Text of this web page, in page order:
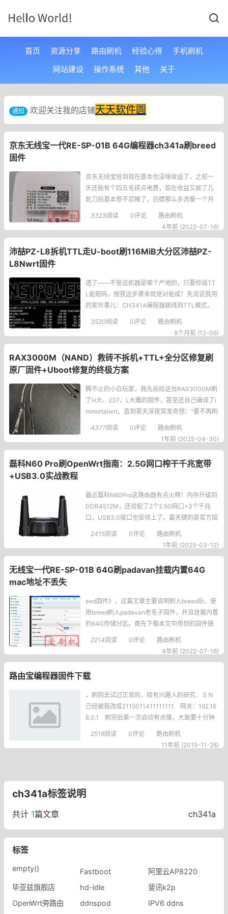
首页 资源分享 路由刷机 经验心得
手机刷机
网站建设
操作系统 其他 关于
通知 欢迎关注我的店铺天天软件圆
京东无线宝一代RE-SP-01B 64G编程器ch341a刷breed
固件
京东无线宝挂到现在基本也没啥收益了，之前一
天还能有个四五毛捞点电费，现在收益又挨了几
轮刀后基本惨不忍睹了，白嫖那么多流量一个月
到头来才几块钱，实在是没意思。首先下载本文
中用到的固件链接: https://pan.baidu.com/s/1PN
3323阅读 0评论
路由刷机
4年前 (2022-07-16)
沛喆PZ-L8拆机TTL走U-boot刷116MiB大分区沛喆PZ-
L8Nwrt固件
透了——不管这机器是哪个产地的，只要你插TT
L能跑码，按我这步骤来就绝对能成！先说说我用
的家伙事儿：CH341A编程器跳线到TTL模式、
烧录探针（尖头2.54MM4P+杜邦线），软件用的
PuTTYtel0.83-cn1和Tftpd32v3.51，还有两根1
参考的TTL接线，拆机插烧
3520阅读 0评论
路由刷机
8个月前 (12-06)
RAX3000M（NAND）救砖不拆机+TTL+全分区修复刷
原厂固件+Uboot修复的终极方案
腾不止的小白玩家，我先后给这台RAX3000M刷
了H大、237、L大雕的固件，甚至还自己编译了i
mmortalwrt。直到某天深夜突发奇想："要不再刷
回原厂试试？" 这个决定让我经历了72小时的地狱
级救砖历程。当时天真的我，直接拿半年前备份
4377阅读 0评论
路由刷机
1年前 (2025-04-30)
磊科N60 Pro刷OpenWrt指南：2.5G网口榨干千兆宽带
+USB3.0实战教程
最近磊科N60Pro这路由器有点火啊！内存升级到
DDR4512M，还给配了2个2.5G网口+3个千兆
口，USB3.0接口也安排上了。最关键的是官方固
件支持SSH，刷机就跟开挂似的简单！今天咱们
就唠唠怎么给它刷上官方OpenWrt，让千兆大水
2415阅读 0评论
路由刷机
1年前 (2025-03-12)
无线宝一代RE-SP-01B 64G刷padavan挂载内置64G
mac地址不丢失
eed固件》，这篇文章主要说明刷入breed后，使
用breed刷入padavan老毛子固件，并且挂载内置
的64G存储分区。首先下载本文中用到的固件链
接: https://pan.baidu.com/s/1PNr0Cimm4vqh4
NxAuFowJw?pwd=j9am提取码:j9am京东无线宝
2214阅读 0评论
路由刷机
4年前 (2022-07-16)
路由宝编程器固件下载
，刷回去试过正常的，给有兴趣人的研究．ＳＮ
己经被我改成2115011411111111 网关：192.16
8.0.1 刷完后第一次启动有点慢，大致要十分钟
的样子，第一次启动后就正常了，因为我是备分
的设置后的固件，所以正常启动后需要按复位键
2518阅读 0评论
路由刷机
11年前 (2015-11-28)
ch341a标签说明
共计 1篇文章 ch341a
标签
empty() Fastboot
阿里云AP8220
毕亚兹旗舰店
hd-idle
斐讯k2p
OpenWrt旁路由
ddnspod IPV6 ddns